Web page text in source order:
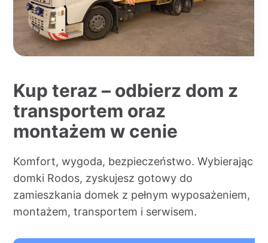
Kup teraz – odbierz dom z
transportem oraz
montażem w cenie
Komfort, wygoda, bezpieczeństwo. Wybierając
domki Rodos, zyskujesz gotowy do
zamieszkania domek z pełnym wyposażeniem,
montażem, transportem i serwisem.